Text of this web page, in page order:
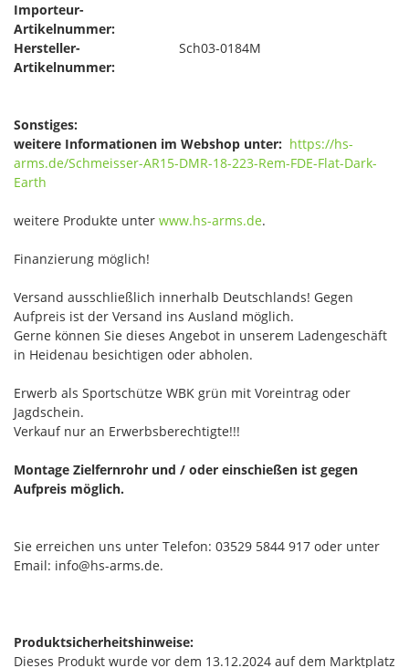
Importeur-
Artikelnummer:
Hersteller-
Artikelnummer:
Sch03-0184M
Sonstiges:
weitere Informationen im Webshop unter: https://hs-
arms.de/Schmeisser-AR15-DMR-18-223-Rem-FDE-Flat-Dark-
Earth
weitere Produkte unter www.hs-arms.de.
Finanzierung möglich!
Versand ausschließlich innerhalb Deutschlands! Gegen
Aufpreis ist der Versand ins Ausland möglich.
Gerne können Sie dieses Angebot in unserem Ladengeschäft
in Heidenau besichtigen oder abholen.
Erwerb als Sportschütze WBK grün mit Voreintrag oder
Jagdschein.
Verkauf nur an Erwerbsberechtigte!!!
Montage Zielfernrohr und / oder einschießen ist gegen
Aufpreis möglich.
Sie erreichen uns unter Telefon: 03529 5844 917 oder unter
Email: info@hs-arms.de.
Produktsicherheitshinweise:
Dieses Produkt wurde vor dem 13.12.2024 auf dem Marktplatz